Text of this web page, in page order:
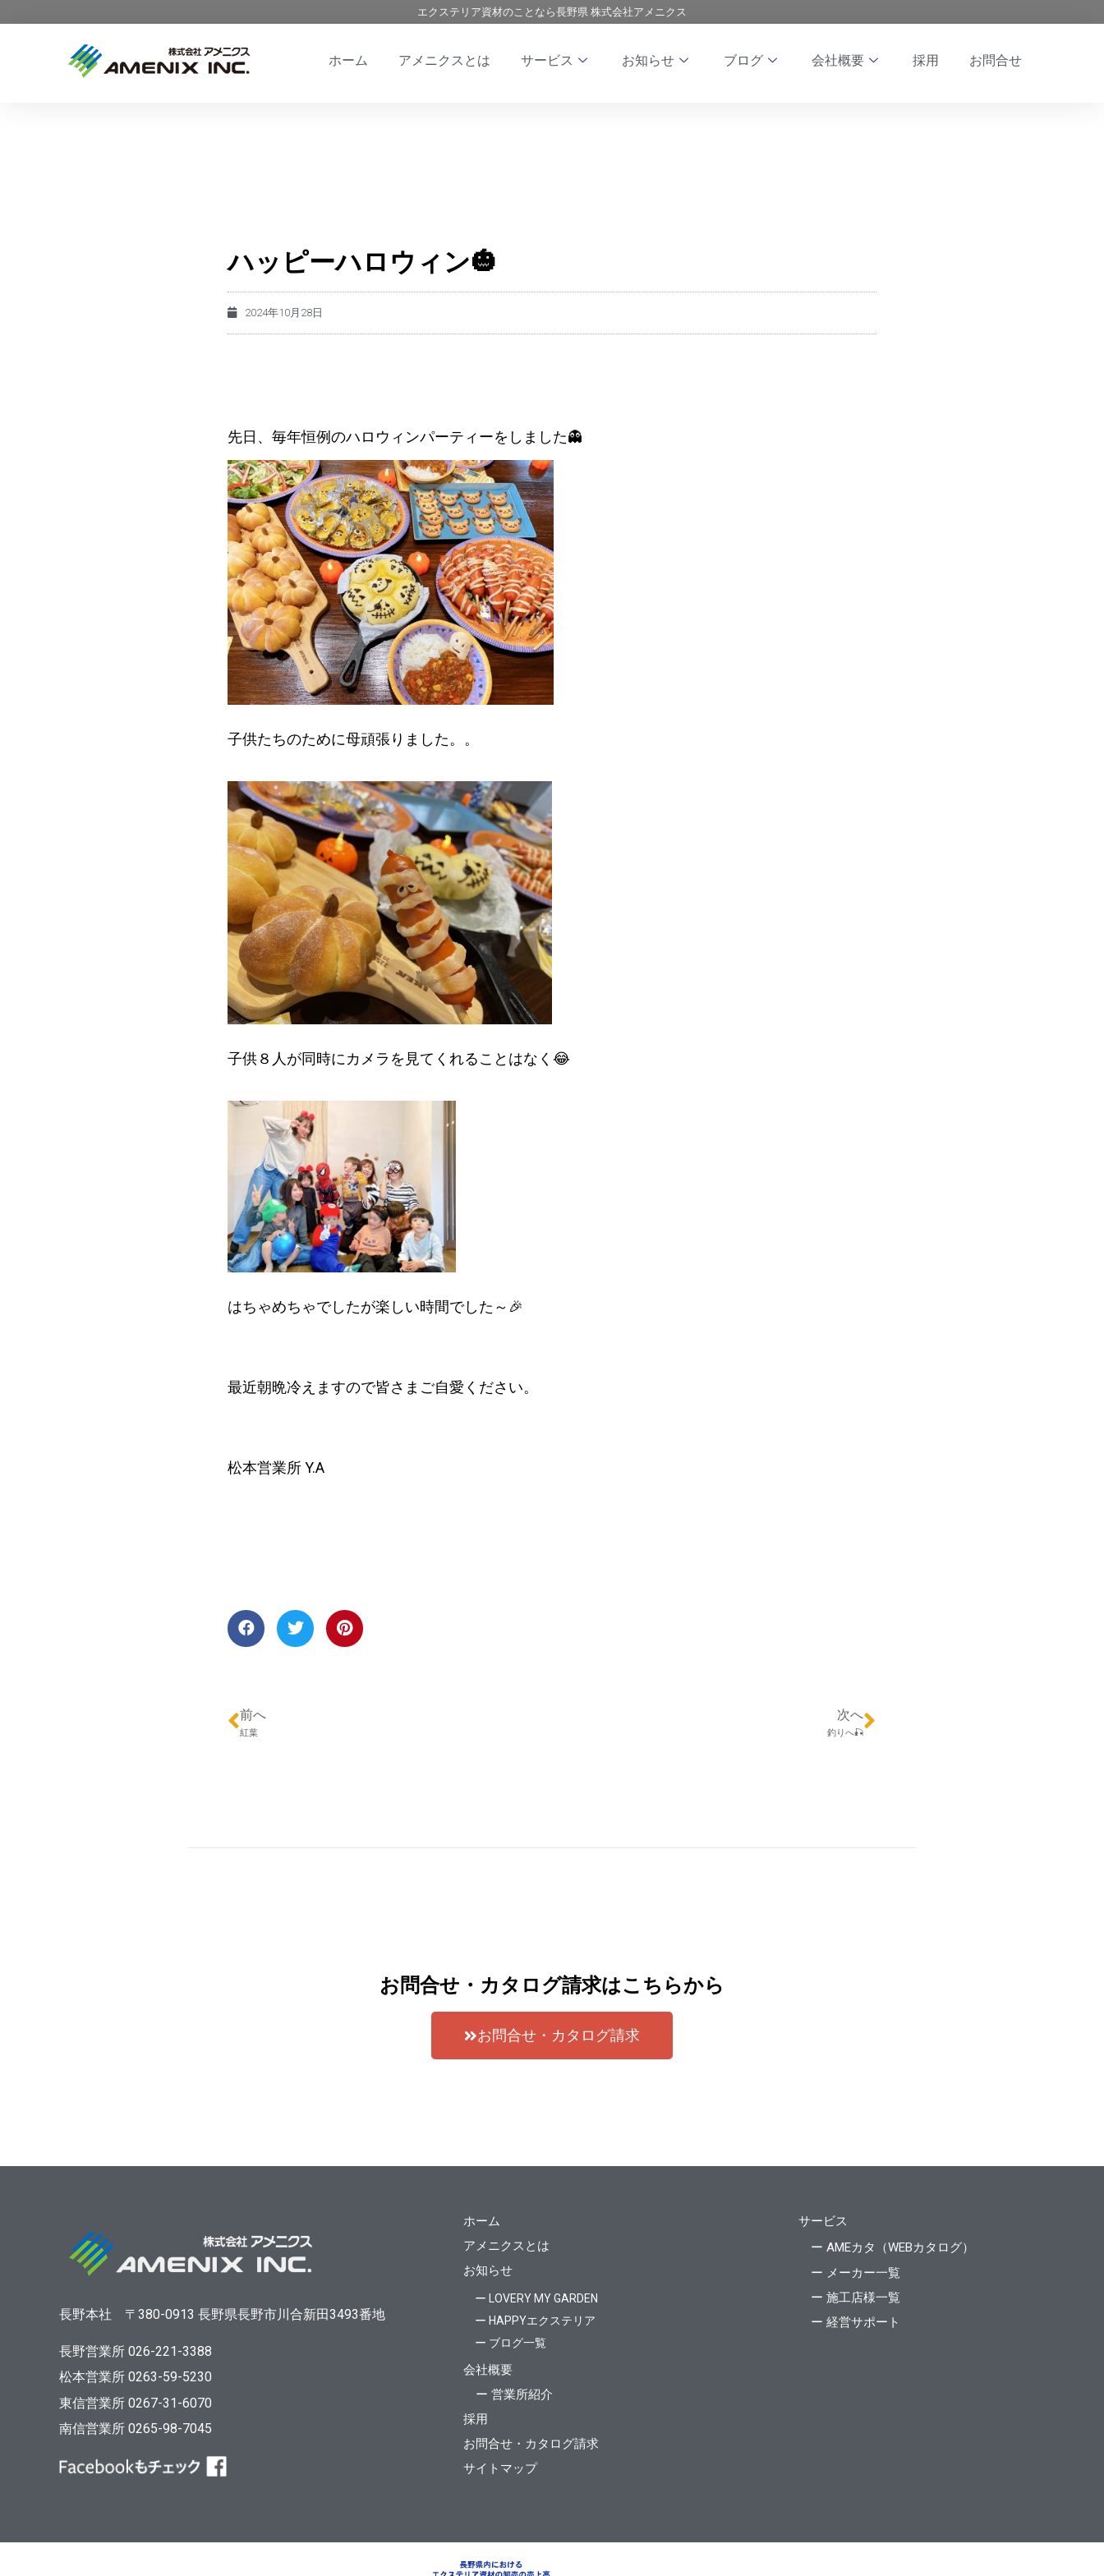
エクステリア資材のことなら長野県 株式会社アメニクス
ホーム アメニクスとは サービス お知らせ ブログ 会社概要 採用 お問合せ
ハッピーハロウィン🎃
2024年10月28日
先日、毎年恒例のハロウィンパーティーをしました👻
子供たちのために母頑張りました。。
子供８人が同時にカメラを見てくれることはなく😂
はちゃめちゃでしたが楽しい時間でした～🎉
最近朝晩冷えますので皆さまご自愛ください。
松本営業所 Y.A
前へ
紅葉
次へ
釣りへ🎣
お問合せ・カタログ請求はこちらから
お問合せ・カタログ請求
長野本社 〒380-0913 長野県長野市川合新田3493番地
長野営業所 026-221-3388
松本営業所 0263-59-5230
東信営業所 0267-31-6070
南信営業所 0265-98-7045
ホーム
アメニクスとは
お知らせ
ー LOVERY MY GARDEN
ー HAPPYエクステリア
ー ブログ一覧
会社概要
ー 営業所紹介
採用
お問合せ・カタログ請求
サイトマップ
サービス
ー AMEカタ（WEBカタログ）
ー メーカー一覧
ー 施工店様一覧
ー 経営サポート